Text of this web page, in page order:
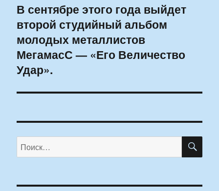
Следующая
запись:
В сентябре этого года выйдет
второй студийный альбом
молодых металлистов
МегамасС — «Его Величество
Удар».
Искать: